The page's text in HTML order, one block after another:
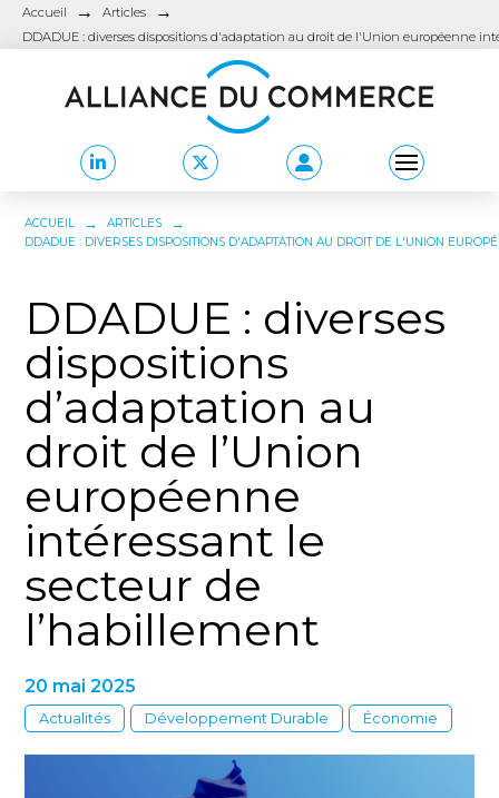
Accueil → Articles →
DDADUE : diverses dispositions d'adaptation au droit de l'Union européenne
ACCUEIL → ARTICLES →
DDADUE : DIVERSES DISPOSITIONS D'ADAPTATION AU DROIT DE L'UNION
DDADUE : diverses
dispositions
d’adaptation au
droit de l’Union
européenne
intéressant le
secteur de
l’habillement
20 mai 2025
Actualités Développement Durable Économie